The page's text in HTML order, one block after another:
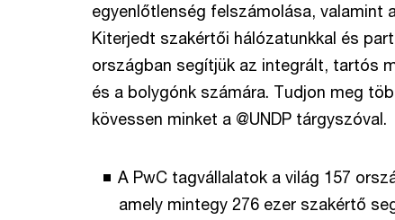
egyenlőtlenség felszámolása, valamint
Kiterjedt szakértői hálózatunkkal és
országban segítjük az integrált, tartós
és a bolygónk számára. Tudjon meg
kövessen minket a @UNDP tárgyszóval.
A PwC tagvállalatok a világ 157
amely mintegy 276 ezer szakértő